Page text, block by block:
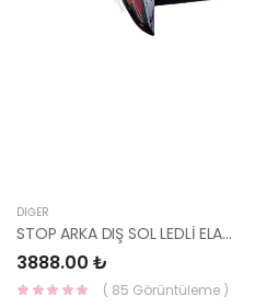
DIĞER
STOP ARKA DIŞ SOL LEDLİ ELANTRA 2020- 92401-AA100-YS
3888.00 ₺
( 85 Görüntüleme )